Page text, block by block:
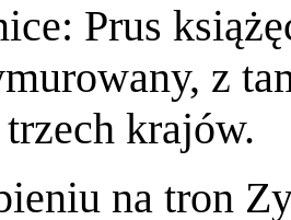
Prus
z
krajów.
na tron